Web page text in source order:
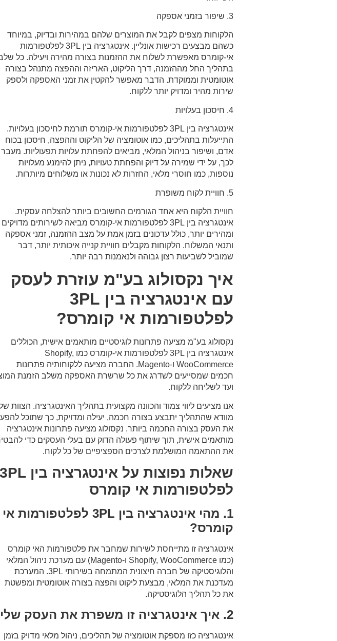
3. שיפור בזמני אספקה
הלקוחות מצפים לקבל את המוצרים שלהם במהירות ובדיוק, במיוחד
כשהם מבצעים רכישות אונליין. אינטגרציה בין 3PL לפלטפורמות
אי-קומרס מאפשרת לשלוח את ההזמנות בצורה מהירה ויעילה. כל
בתהליך החל מההזמנה, דרך הליקוט, האריזה וההפצה מתנהל בצורה
אוטומטית וממוקדת. הדבר מאפשר להקטין את זמני האספקה ולספק
שירות מהיר ומדויק יותר ללקוח.
4. חיסכון בעלויות
אינטגרציה בין 3PL לפלטפורמות אי-קומרס תורמת לחיסכון בעלויות.
התייעלות בתהליכים, כמו אוטומציה של הליקוט וההפצה, חיסכון בכוח
אדם, ושיפור בניהול המלאי, מביאים להפחתת עלויות תפעוליות. מעבר
לכך, על ידי שמירה על דיוק והפחתת טעויות, ניתן להימנע מעלויות
נוספות, כמו חוסרי מלאי, החזרות לא נכונות או משלוחים מיותרות.
5. חוויית לקוח משופרת
חוויית הלקוח היא אחד הגורמים החשובים ביותר להצלחה עסקית.
אינטגרציה בין 3PL לפלטפורמות אי-קומרס מביאה לשירותים מדויקים
ומהירים יותר, כולל עדכונים בזמן אמת על מצב ההזמנה, זמני אספקה
ותנאי המשלוח. הלקוחות מקבלים חוויית קנייה איכותית יותר, דבר
שמוביל לשביעות רצון גבוהה ולנאמנות רבה יותר.
איך נקסולוג בע"מ עוזרת לעסק
עם אינטגרציה בין 3PL
לפלטפורמות אי קומרס?
נקסולוג בע"מ מציעה פתרונות לוגיסטיים מותאמים אישית, הכוללים
אינטגרציה בין 3PL לפלטפורמות אי-קומרס כמו Shopify,
WooCommerce ו-Magento. החברה מציעה ללקוחותיה פתרונות
חכמים שמסייעים לשדרג את כל שרשרת האספקה משלב הזמנת
ועד לשליחה ללקוח.
אנו מציעים ליווי צמוד והכוונה מקצועית בתהליך האינטגרציה. הצוות
מוודא שהתהליך יתבצע בצורה חכמה, יעילה ומדויקת, כך שתוכל
את העסק בצורה החכמה ביותר. נקסולוג מציעה פתרונות אינטגרציה
מותאמים אישית, תוך שיתוף פעולה הדוק עם בעלי העסקים כדי
את ההתאמה המושלמת לצרכים הספציפיים של כל לקוח.
שאלות נפוצות על
אינטגרציה בין 3PL
לפלטפורמות אי קומרס
1. מהי אינטגרציה בין 3PL לפלטפורמות אי
קומרס?
אינטגרציה זו מתייחסת לשירות שמחבר את פלטפורמות האי קומרס
(כמו Shopify, WooCommerce ו-Magento) עם מערכת ניהול המלאי
והלוגיסטיקה של חברה חיצונית המתמחה בשירותי 3PL. המערכת
מעדכנת את המלאי, מבצעת ליקוט והפצה בצורה אוטומטית ומפשטת
את כל תהליך הלוגיסטיקה.
2. איך אינטגרציה זו משפרת את העסק שלי?
אינטגרציה כזו מספקת אוטומציה של תהליכים, ניהול מלאי מדויק בזמן